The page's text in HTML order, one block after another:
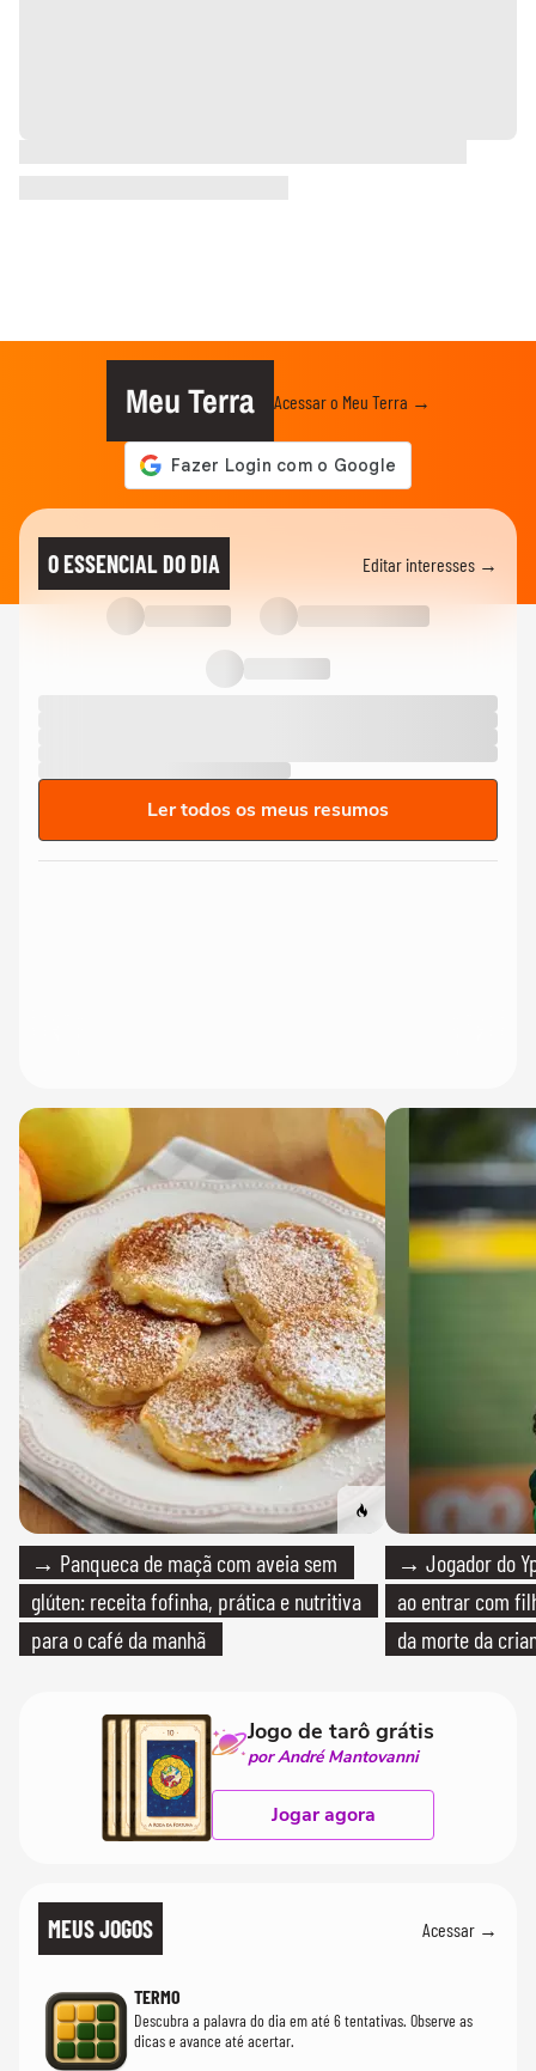
Meu Terra Acessar o Meu Terra →
O ESSENCIAL DO DIA Editar interesses →
Ler todos os meus resumos
→ Panqueca de maçã com aveia sem
glúten: receita fofinha, prática e nutritiva
para o café da manhã
→ Jogador do
ao entrar com
da morte da
Jogo de tarô grátis
por André Mantovanni
Jogar agora
MEUS JOGOS Acessar →
TERMO
Descubra a palavra do dia em até 6 tentativas. Observe as
dicas e avance até acertar.